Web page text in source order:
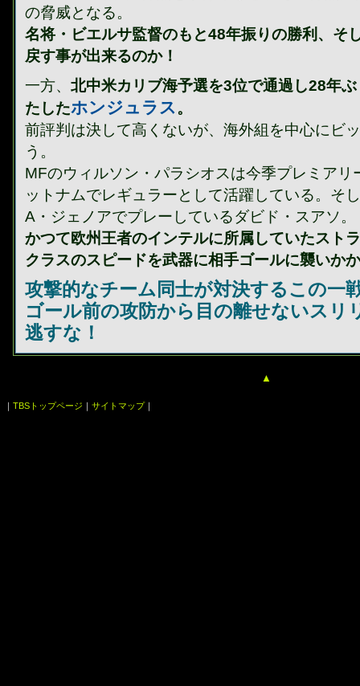
の脅威となる。
名将・ビエルサ監督のもと48年振りの勝利、そ
戻す事が出来るのか！
一方、 北中米カリブ海予選を3位で通過し28年
たしたホンジュラス 。
前評判は決して高くないが、海外組を中心にビ
う。
MFのウィルソン・パラシオスは今季プレミアリ
ットナムでレギュラーとして活躍している。そ
A・ジェノアでプレーしているダビド・スアソ。
かつて欧州王者のインテルに所属していたスト
クラスのスピードを武器に相手ゴールに襲いか
攻撃的なチーム同士が対決するこの一
ゴール前の攻防から目の離せないスリ
逃すな！
▲
｜ TBSトップページ ｜ サイトマップ｜